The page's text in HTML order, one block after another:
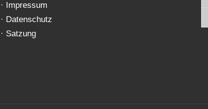
· Impressum
· Datenschutz
· Satzung